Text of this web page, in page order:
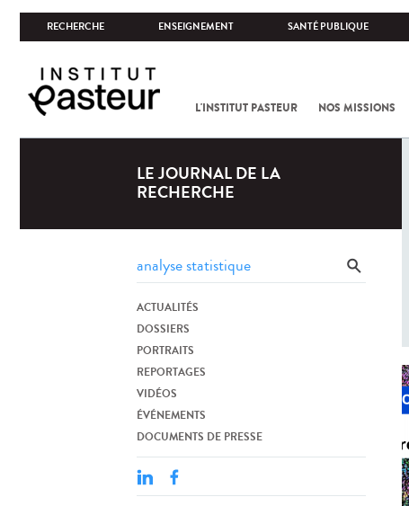
RECHERCHE ENSEIGNEMENT SANTÉ PUBLIQUE
L'INSTITUT PASTEUR NOS MISSIONS
LE JOURNAL DE LA
RECHERCHE
ACTUALITÉS
DOSSIERS
PORTRAITS
REPORTAGES
VIDÉOS
ÉVÉNEMENTS
DOCUMENTS DE PRESSE